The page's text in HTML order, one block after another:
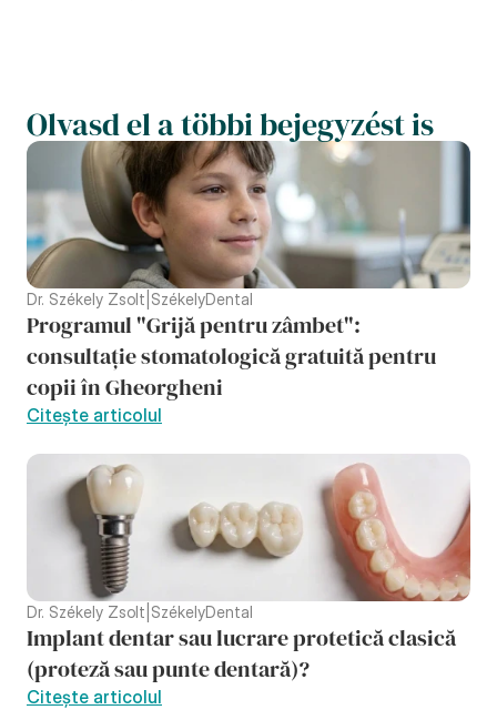
Olvasd el a többi bejegyzést is
Dr. Székely Zsolt SzékelyDental
Programul "Grijă pentru zâmbet":
consultație stomatologică gratuită pentru
copii în Gheorgheni
Citește articolul
Dr. Székely Zsolt SzékelyDental
Implant dentar sau lucrare protetică clasică
(proteză sau punte dentară)?
Citește articolul